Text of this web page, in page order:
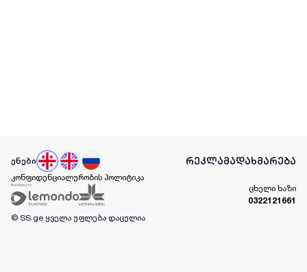
ენები რეკლამადახმარება
კონფიდენციალურობის პოლიტიკა
ცხელი ხაზი
0322121661
© SS.ge ყველა უფლება დაცულია